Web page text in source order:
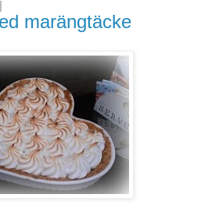
marängtäcke